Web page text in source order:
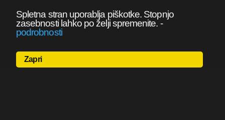
Spletna stran uporablja piškotke. Stopnjo
zasebnosti lahko po želji spremenite. -
podrobnosti
Zapri